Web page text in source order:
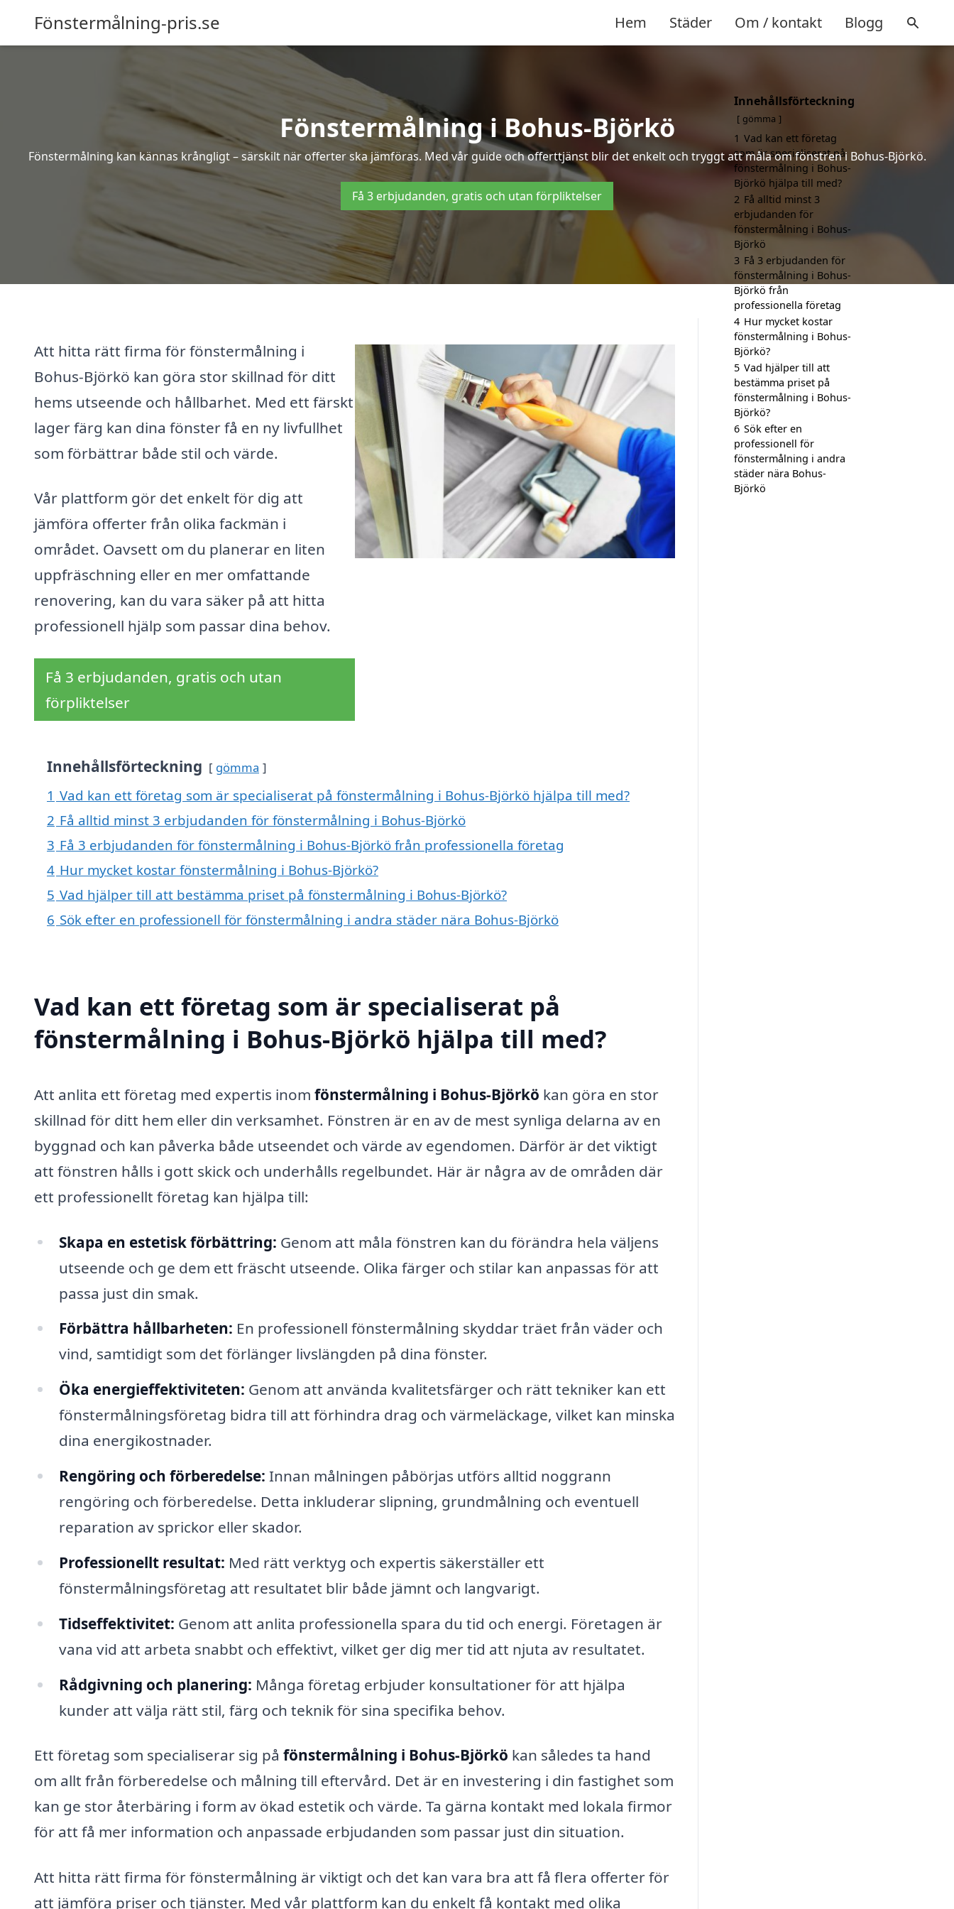
Fönstermålning-pris.se Hem Städer Om / kontakt Blogg
Fönstermålning i Bohus-Björkö
Fönstermålning kan kännas krångligt – särskilt när offerter ska jämföras. Med vår guide och offerttjänst blir det enkelt och tryggt att måla om fönstren i Bohus-Björkö.
Få 3 erbjudanden, gratis och utan förpliktelser
Att hitta rätt firma för fönstermålning i
Bohus-Björkö kan göra stor skillnad för ditt
hems utseende och hållbarhet. Med ett färskt
lager färg kan dina fönster få en ny livfullhet
som förbättrar både stil och värde.
Vår plattform gör det enkelt för dig att
jämföra offerter från olika fackmän i
området. Oavsett om du planerar en liten
uppfräschning eller en mer omfattande
renovering, kan du vara säker på att hitta
professionell hjälp som passar dina behov.
Få 3 erbjudanden, gratis och utan
förpliktelser
Innehållsförteckning gömma
1 Vad kan ett företag som är specialiserat på fönstermålning i Bohus-Björkö hjälpa till med?
2 Få alltid minst 3 erbjudanden för fönstermålning i Bohus-Björkö
3 Få 3 erbjudanden för fönstermålning i Bohus-Björkö från professionella företag
4 Hur mycket kostar fönstermålning i Bohus-Björkö?
5 Vad hjälper till att bestämma priset på fönstermålning i Bohus-Björkö?
6 Sök efter en professionell för fönstermålning i andra städer nära Bohus-Björkö
Vad kan ett företag som är specialiserat på
fönstermålning i Bohus-Björkö hjälpa till med?
Att anlita ett företag med expertis inom fönstermålning i Bohus-Björkö kan göra en stor
skillnad för ditt hem eller din verksamhet. Fönstren är en av de mest synliga delarna av en
byggnad och kan påverka både utseendet och värde av egendomen. Därför är det viktigt
att fönstren hålls i gott skick och underhålls regelbundet. Här är några av de områden där
ett professionellt företag kan hjälpa till:
Skapa en estetisk förbättring: Genom att måla fönstren kan du förändra hela väljens
utseende och ge dem ett fräscht utseende. Olika färger och stilar kan anpassas för att
passa just din smak.
Förbättra hållbarheten: En professionell fönstermålning skyddar träet från väder och
vind, samtidigt som det förlänger livslängden på dina fönster.
Öka energieffektiviteten: Genom att använda kvalitetsfärger och rätt tekniker kan ett
fönstermålningsföretag bidra till att förhindra drag och värmeläckage, vilket kan minska
dina energikostnader.
Rengöring och förberedelse: Innan målningen påbörjas utförs alltid noggrann
rengöring och förberedelse. Detta inkluderar slipning, grundmålning och eventuell
reparation av sprickor eller skador.
Professionellt resultat: Med rätt verktyg och expertis säkerställer ett
fönstermålningsföretag att resultatet blir både jämnt och langvarigt.
Tidseffektivitet: Genom att anlita professionella spara du tid och energi. Företagen är
vana vid att arbeta snabbt och effektivt, vilket ger dig mer tid att njuta av resultatet.
Rådgivning och planering: Många företag erbjuder konsultationer för att hjälpa
kunder att välja rätt stil, färg och teknik för sina specifika behov.
Ett företag som specialiserar sig på fönstermålning i Bohus-Björkö kan således ta hand
om allt från förberedelse och målning till eftervård. Det är en investering i din fastighet som
kan ge stor återbäring i form av ökad estetik och värde. Ta gärna kontakt med lokala firmor
för att få mer information och anpassade erbjudanden som passar just din situation.
Att hitta rätt firma för fönstermålning är viktigt och det kan vara bra att få flera offerter för
att jämföra priser och tjänster. Med vår plattform kan du enkelt få kontakt med olika
Innehållsförteckning
gömma
1 Vad kan ett företag
som är specialiserat på
fönstermålning i Bohus-
Björkö hjälpa till med?
2 Få alltid minst 3
erbjudanden för
fönstermålning i Bohus-
Björkö
3 Få 3 erbjudanden för
fönstermålning i Bohus-
Björkö från
professionella företag
4 Hur mycket kostar
fönstermålning i Bohus-
Björkö?
5 Vad hjälper till att
bestämma priset på
fönstermålning i Bohus-
Björkö?
6 Sök efter en
professionell för
fönstermålning i andra
städer nära Bohus-
Björkö